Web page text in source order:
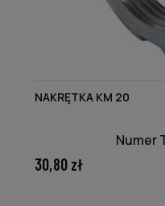
NAKRĘTKA KM 20
Numer
30,80 zł